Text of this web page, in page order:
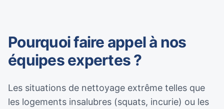
Pourquoi faire appel à nos
équipes expertes ?
Les situations de nettoyage extrême telles que
les logements insalubres (squats, incurie) ou les